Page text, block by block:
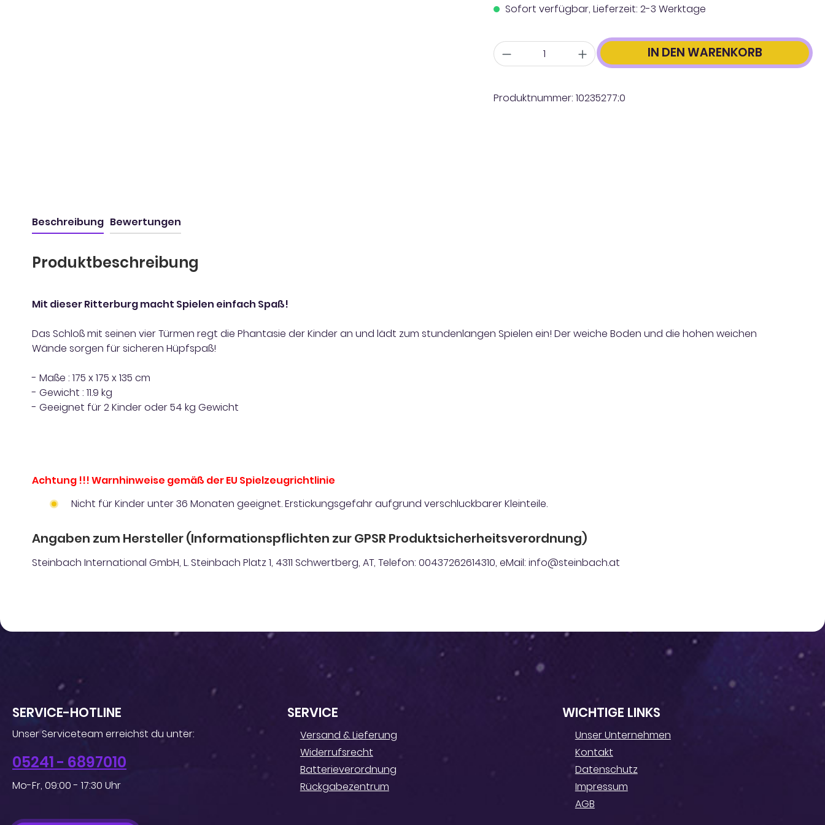
Sofort verfügbar, Lieferzeit: 2-3 Werktage
Anzahl IN DEN WARENKORB
Produktnummer: 10235277;0
Beschreibung Bewertungen
Produktbeschreibung
Mit dieser Ritterburg macht Spielen einfach Spaß!
Das Schloß mit seinen vier Türmen regt die Phantasie der Kinder an und lädt zum stundenlangen Spielen ein! Der weiche Boden und die hohen weichen
Wände sorgen für sicheren Hüpfspaß!
- Maße : 175 x 175 x 135 cm
- Gewicht : 11.9 kg
- Geeignet für 2 Kinder oder 54 kg Gewicht
Achtung !!! Warnhinweise gemäß der EU Spielzeugrichtlinie
Nicht für Kinder unter 36 Monaten geeignet. Erstickungsgefahr aufgrund verschluckbarer Kleinteile.
Angaben zum Hersteller (Informationspflichten zur GPSR Produktsicherheitsverordnung)
Steinbach International GmbH, L. Steinbach Platz 1, 4311 Schwertberg, AT, Telefon: 00437262614310, eMail: info@steinbach.at
SERVICE-HOTLINE
Unser Serviceteam erreichst du unter:
05241 - 6897010
Mo-Fr, 09:00 - 17:30 Uhr
SERVICE
Versand & Lieferung
Widerrufsrecht
Batterieverordnung
Rückgabezentrum
WICHTIGE LINKS
Unser Unternehmen
Kontakt
Datenschutz
Impressum
AGB